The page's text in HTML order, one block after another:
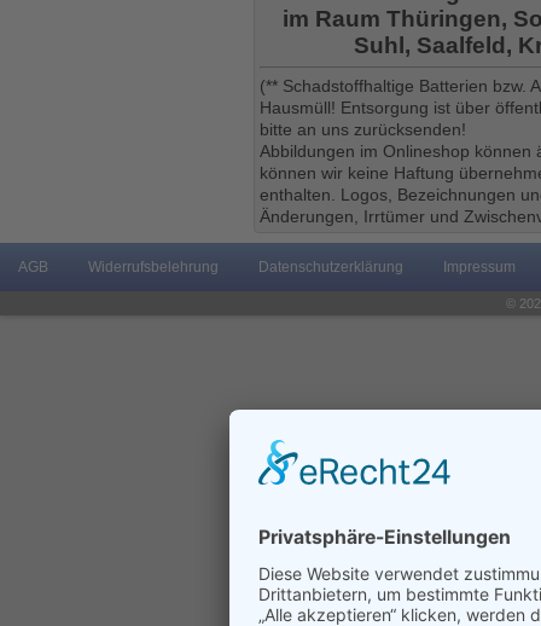
im Raum Thüringen,
Suhl, Saalfeld,
(** Schadstoffhaltige Batterien bzw.
Hausmüll! Entsorgung ist über
bitte an uns zurücksenden!
Abbildungen im Onlineshop
können wir keine Haftung
enthalten. Logos, Bezeichnungen
Änderungen, Irrtümer und
AGB Widerrufsbelehrung Datenschutzerklärung Impressum
©